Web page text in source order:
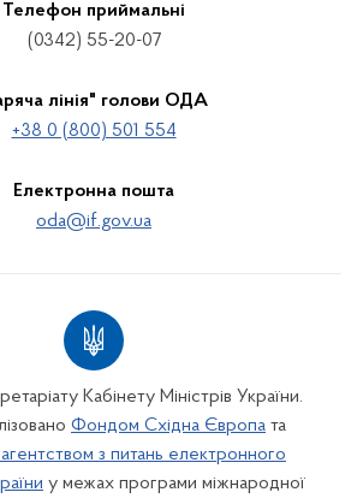
Телефон приймальні
(0342) 55-20-07
лінія" голови ОДА
+38 0 (800) 501 554
Електронна пошта
oda@if.gov.ua
Кабінету Міністрів України.
Фондом Східна Європа та
з питань електронного
у межах програми міжнародної